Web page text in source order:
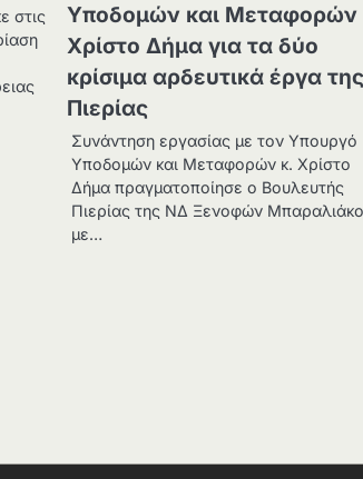
στις
Υποδομών και Μεταφορών
Χρίστο Δήμα για τα δύο
κρίσιμα αρδευτικά έργα
Πιερίας
Συνάντηση εργασίας με τον Υπουργό
Υποδομών και Μεταφορών κ. Χρίστο
Δήμα πραγματοποίησε ο Βουλευτής
Πιερίας της ΝΔ Ξενοφών
με…